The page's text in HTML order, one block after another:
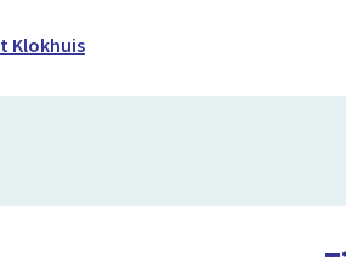
Klokhuis